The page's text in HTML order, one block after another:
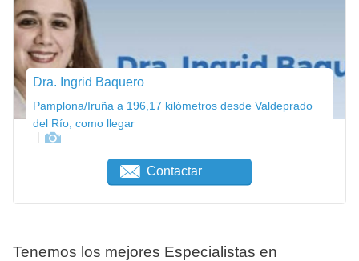
Dra. Ingrid Baquero
Pamplona/Iruña a 196,17 kilómetros desde Valdeprado
del Río, como llegar
Contactar
Tenemos los mejores Especialistas en